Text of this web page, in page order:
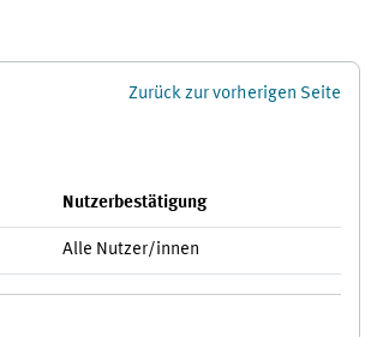
Zurück zur vorherigen Seite
Nutzerbestätigung
Alle Nutzer/innen